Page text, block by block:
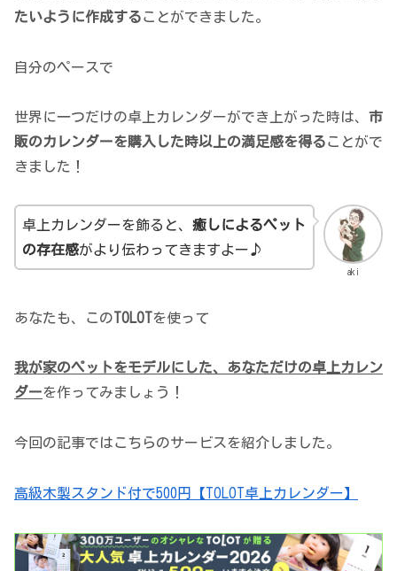
たいように作成することができました。
自分のペースで
世界に一つだけの卓上カレンダーができ上がった時は、 市
販のカレンダーを購入した時以上の満足感を得ることがで
きました！
aki
卓上カレンダーを飾ると、 癒しによるペット
の存在感がより伝わってきますよー♪
あなたも、このTOLOTを使って
我が家のペットをモデルにした、あなただけの卓上カレン
ダーを作ってみましょう！
今回の記事ではこちらのサービスを紹介しました。
高級木製スタンド付で500円【TOLOT卓上カレンダー】